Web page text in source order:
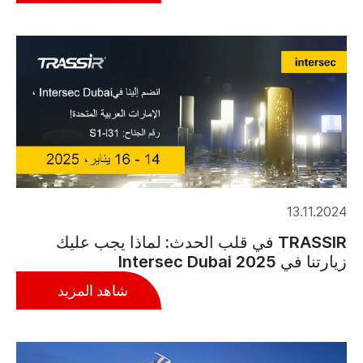
13.11.2024
TRASSIR في قلب الحدث: لماذا يجب عليك
زيارتنا في Intersec Dubai 2025
شاهد المزيد